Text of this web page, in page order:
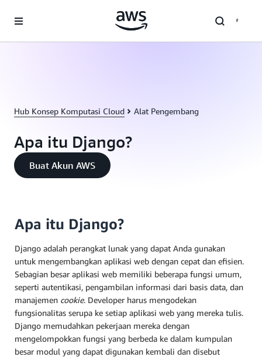
Hub Konsep Komputasi Cloud Alat Pengembang
Apa itu Django?
Buat Akun AWS
Apa itu Django?
Django adalah perangkat lunak yang dapat Anda gunakan
untuk mengembangkan aplikasi web dengan cepat dan efisien.
Sebagian besar aplikasi web memiliki beberapa fungsi umum,
seperti autentikasi, pengambilan informasi dari basis data, dan
manajemen cookie. Developer harus mengodekan
fungsionalitas serupa ke setiap aplikasi web yang mereka tulis.
Django memudahkan pekerjaan mereka dengan
mengelompokkan fungsi yang berbeda ke dalam kumpulan
besar modul yang dapat digunakan kembali dan disebut